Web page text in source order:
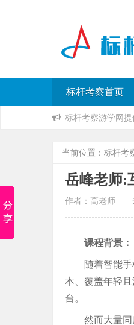
标杆考察首页
标杆考察游学网提
当前位置： 标杆考
岳峰老师:
作者：高老师
课程背景：
随着智能
本、覆盖年轻
台。
然而大量